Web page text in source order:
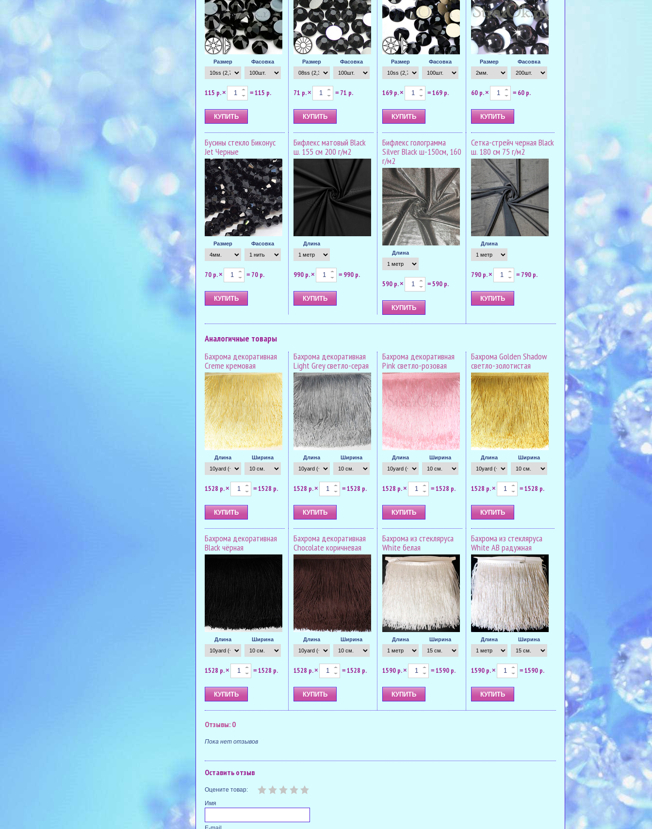
Размер Фасовка
115 р.× = 115 р.
Размер Фасовка
71 р.× = 71 р.
Размер Фасовка
169 р.× = 169 р.
Размер Фасовка
60 р.× = 60 р.
Бусины стекло Биконус
Jet Черные
Размер Фасовка
70 р.× = 70 р.
Бифлекс матовый Black
ш. 155 см 200 г/м2
Длина
990 р.× = 990 р.
Бифлекс голограмма
Silver Black ш-150см, 160
г/м2
Длина
590 р.× = 590 р.
Сетка-стрейч черная Black
ш. 180 см 75 г/м2
Длина
790 р.× = 790 р.
Аналогичные товары
Бахрома декоративная
Creme кремовая
Длина Ширина
1528 р.× = 1528 р.
Бахрома декоративная
Light Grey светло-серая
Длина Ширина
1528 р.× = 1528 р.
Бахрома декоративная
Pink светло-розовая
Длина Ширина
1528 р.× = 1528 р.
Бахрома Golden Shadow
светло-золотистая
Длина Ширина
1528 р.× = 1528 р.
Бахрома декоративная
Black чёрная
Длина Ширина
1528 р.× = 1528 р.
Бахрома декоративная
Chocolate коричневая
Длина Ширина
1528 р.× = 1528 р.
Бахрома из стекляруса
White белая
Длина Ширина
1590 р.× = 1590 р.
Бахрома из стекляруса
White AB радужная
Длина Ширина
1590 р.× = 1590 р.
Отзывы: 0
Пока нет отзывов
Оставить отзыв
Оцените товар:
Имя